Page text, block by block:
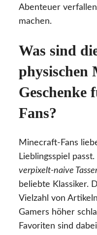
Abenteuer
machen.
Was sind
physischen
Geschenke
Fans?
Minecraft-Fans
Lieblingsspiel passt.
verpixelt-naive
beliebte Klassiker.
Vielzahl von
Gamers höher
Favoriten sind dabei